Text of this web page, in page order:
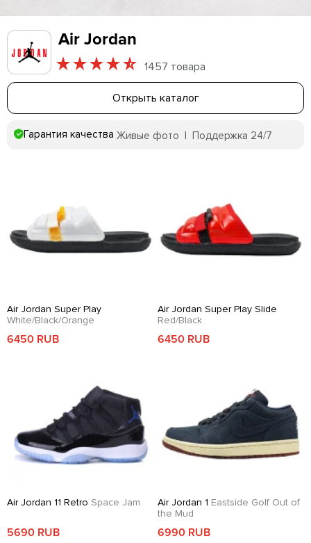
Air Jordan
1457 товара
Открыть каталог
Гарантия качества Живые фото | Поддержка 24/7
Air Jordan Super Play
White/Black/Orange
6450 RUB
Air Jordan Super Play Slide
Red/Black
6450 RUB
Air Jordan 11 Retro Space Jam
5690 RUB
Air Jordan 1 Eastside Golf Out of
the Mud
6990 RUB